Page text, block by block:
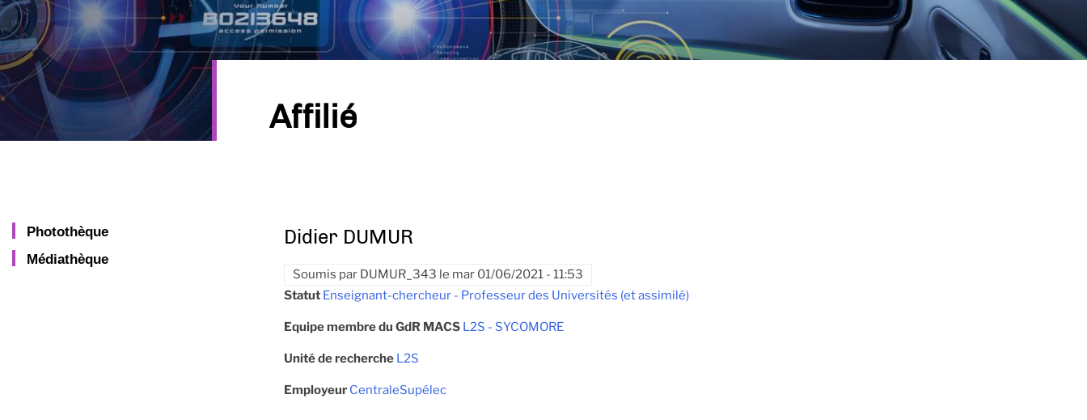
Affilié
Photothèque
Médiathèque
Didier DUMUR
Soumis par DUMUR_343 le mar 01/06/2021 - 11:53
Statut Enseignant-chercheur - Professeur des Universités (et assimilé)
Equipe membre du GdR MACS L2S - SYCOMORE
Unité de recherche L2S
Employeur CentraleSupélec